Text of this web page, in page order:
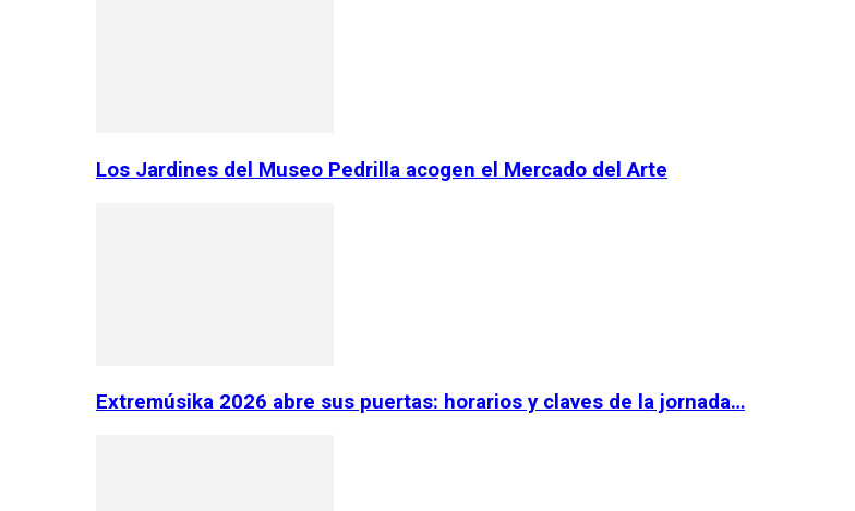
Los Jardines del Museo Pedrilla acogen el Mercado del Arte
Extremúsika 2026 abre sus puertas: horarios y claves de la jornada…